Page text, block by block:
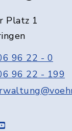
Platz 1
96 22 - 0
96 22 - 199
youtube